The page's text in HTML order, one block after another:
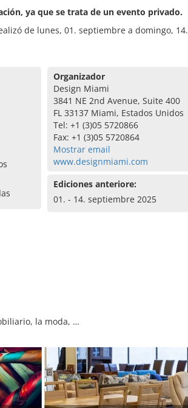
ya que se trata de un evento privado.
de lunes, 01. septiembre a domingo, 14.
Organizador
Design Miami
3841 NE 2nd Avenue, Suite 400
FL 33137 Miami, Estados Unidos
Tel: +1 (3)05 5720866
Fax: +1 (3)05 5720864
Mostrar email
www.designmiami.com
Ediciones anteriore:
01. - 14. septiembre 2025
la moda, …